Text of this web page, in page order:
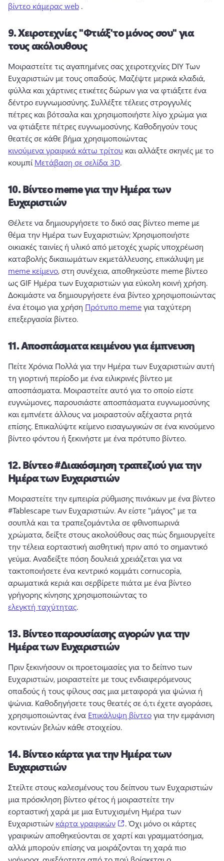
βίντεο κάμερας web .
9.Χειροτεχνίες "Φτιάξ'το μόνος σου" για
τους ακόλουθους
Μοιραστείτε τις αγαπημένες σας χειροτεχνίες DIY Των
Ευχαριστιών με τους οπαδούς. Μαζέψτε μερικά κλαδιά,
φύλλα και χάρτινες ετικέτες δώρων για να φτιάξετε ένα
δέντρο ευγνωμοσύνης. Συλλέξτε τέλειες στρογγυλές
πέτρες και βότσαλα και χρησιμοποιήστε λίγο χρώμα για
να φτιάξετε πέτρες ευγνωμοσύνης. Καθοδηγούν τους
θεατές σε κάθε βήμα χρησιμοποιώντας
κινούμενα γραφικά κάτω τρίτου και αλλάξτε σκηνές με το
κουμπί Μετάβαση σε σελίδα 3D.
10.Βίντεο meme για την Ημέρα των
Ευχαριστιών
Θέλετε να δημιουργήσετε το δικό σας βίντεο meme με
θέμα την Ημέρα των Ευχαριστιών; Χρησιμοποιήστε
οικιακές ταινίες ή υλικό από μετοχές χωρίς υποχρέωση
καταβολής δικαιωμάτων εκμετάλλευσης, επικάλυψη με
meme κείμενο, στη συνέχεια, αποθηκεύστε meme βίντεο
Δοκιμάστε να δημιουργήσετε ένα βίντεο χρησιμοποιώντας
ένα έτοιμο για χρήση Πρότυπο meme για ταχύτερη
επεξεργασία βίντεο.
11.Αποσπάσματα κειμένου για έμπνευση
Πείτε Χρόνια Πολλά για την Ημέρα των Ευχαριστιών αυτή
τη γιορτινή περίοδο με ένα ειλικρινές βίντεο με
αποσπάσματα. Μοιραστείτε αυτό για το οποίο είστε
ευγνώμονες, παρουσιάστε αποσπάσματα ευγνωμοσύνης
και εμπνέετε άλλους να μοιραστούν αξέχαστα ρητά
επίσης. Επικαλύψτε κείμενο εισαγωγικών σε ένα κινούμενο
βίντεο φόντου ή ξεκινήστε με ένα πρότυπο βίντεο.
12.Βίντεο #Διακόσμηση τραπεζιού για την
Ημέρα των Ευχαριστιών
Μοιραστείτε την εμπειρία ρύθμισης πινάκων με ένα βίντεο
#Tablescape των Ευχαριστιών. Αν είστε "μάγος" με τα
σουπλά και τα τραπεζομάντιλα σε φθινοπωρινά
χρώματα, δείξτε στους ακολούθους σας πώς δημιουργείτε
την τέλεια εορταστική αισθητική πριν από το σημαντικό
γεύμα. Αναδείξτε πόση δουλειά χρειάζεται για να
τακτοποιήσετε ένα κεντρικό κομμάτι cornucopia,
αρωματικά κεριά και σερβίρετε πιάτα με ένα βίντεο
γρήγορης κίνησης χρησιμοποιώντας το
ελεγκτή ταχύτητας.
13.Βίντεο παρουσίασης αγορών για την
Ημέρα των Ευχαριστιών
Πριν ξεκινήσουν οι προετοιμασίες για το δείπνο των
Ευχαριστιών, μοιραστείτε με τους ενδιαφερόμενους
οπαδούς ή τους φίλους σας μια μεταφορά για ψώνια ή
ψώνια. Καθοδηγήσετε τους θεατές σε ό,τι έχετε αγοράσει,
χρησιμοποιώντας ένα Επικάλυψη βίντεο για την εμφάνιση
κοντινών βελών κάθε στοιχείου.
14.Βίντεο κάρτα για την Ημέρα των
Ευχαριστιών
Στείλτε στους καλεσμένους του δείπνου των Ευχαριστιών
μια πρόσκληση βίντεο φέτος ή μοιραστείτε την
εορταστική χαρά με μια Ευτυχισμένη Ημέρα των
Ευχαριστιών κάρτα γραφικών (opens in a new tab)
. Όχι μόνο οι κάρτες
γραφικών αποθηκεύονται σε χαρτί και γραμματόσημα,
αλλά μπορούν επίσης να μοιράζονται τη χαρά πιο